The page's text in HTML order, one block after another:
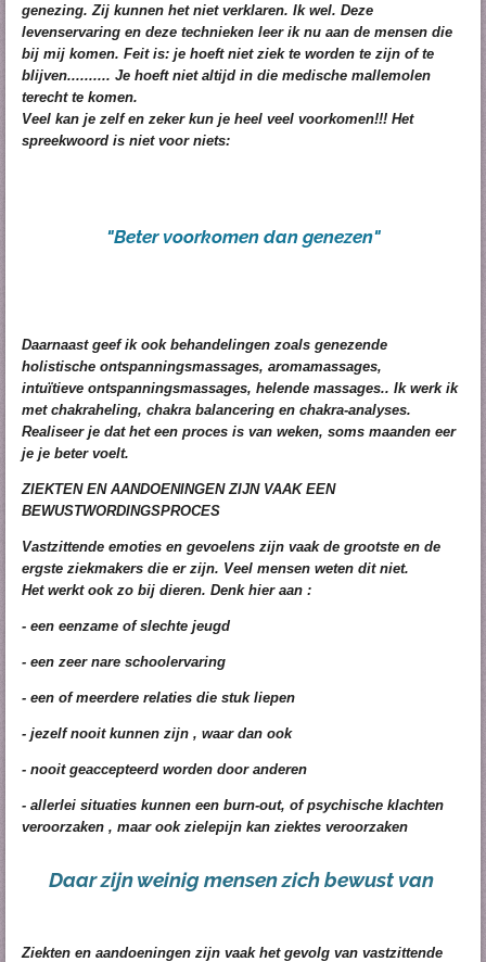
genezing. Zij kunnen het niet verklaren. Ik wel. Deze
levenservaring en deze technieken leer ik nu aan de mensen die
bij mij komen. Feit is: je hoeft niet ziek te worden te zijn of te
blijven.......... Je hoeft niet altijd in die medische mallemolen
terecht te komen.
Veel kan je zelf en zeker kun je heel veel voorkomen!!! Het
spreekwoord is niet voor niets:
"Beter voorkomen dan genezen"
Daarnaast geef ik ook behandelingen zoals genezende
holistische ontspanningsmassages, aromamassages,
intuïtieve ontspanningsmassages, helende massages.. Ik werk ik
met chakraheling, chakra balancering en chakra-analyses.
Realiseerje dat het een proces is van weken, soms maanden eer
je je beter voelt.
ZIEKTEN EN AANDOENINGEN ZIJN VAAK EEN
BEWUSTWORDINGSPROCES
Vastzittende emoties en gevoelens zijn vaak de grootste en de
ergste ziekmakers die er zijn. Veel mensen weten dit niet.
Het werkt ook zo bij dieren. Denk hier aan :
- een eenzame of slechte jeugd
- een zeer nare schoolervaring
- een of meerdere relaties die stuk liepen
- jezelf nooit kunnen zijn , waar dan ook
- nooit geaccepteerd worden door anderen
- allerlei situaties kunnen een burn-out, of psychische klachten
veroorzaken , maar ook zielepijn kan ziektes veroorzaken
Daar zijn weinig mensen zich bewust van
Ziekten en aandoeningen zijn vaak het gevolg van vastzittende